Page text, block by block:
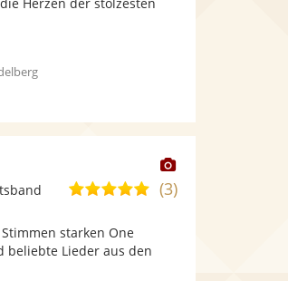
Sternen
Dieser
Künstler
4,9
Sternen
(3)
starken One
beliebte Lieder aus den